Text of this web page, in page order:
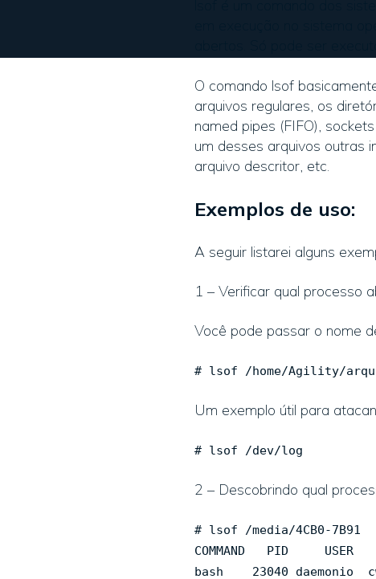
O comando lsof
arquivos regulares, os
named pipes (FIFO),
um desses arquivos outras
arquivo descritor, etc.
Exemplos de uso:
A seguir listarei alguns
1 – Verificar qual processo
Você pode passar o nome
# lsof /home/Agility/
Um exemplo útil para
# lsof /dev/log
2 – Descobrindo qual
# lsof /media/4CB0-7B91
COMMAND PID USER FD
bash 23040